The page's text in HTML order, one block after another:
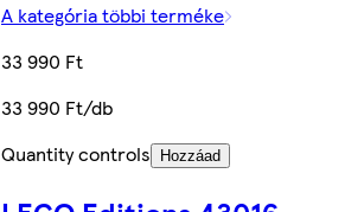
A kategória többi terméke
33 990 Ft
33 990 Ft/db
Quantity controls
Hozzáad